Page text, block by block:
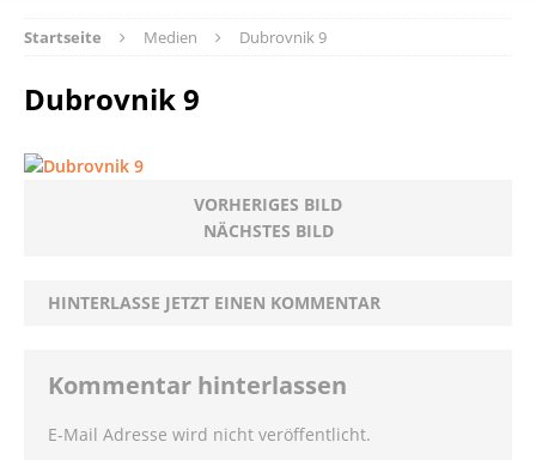
Startseite Medien Dubrovnik 9
Dubrovnik 9
VORHERIGES BILD
NÄCHSTES BILD
HINTERLASSE JETZT EINEN KOMMENTAR
Kommentar hinterlassen
E-Mail Adresse wird nicht veröffentlicht.